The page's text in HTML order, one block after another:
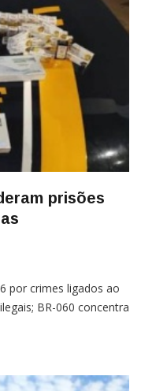
prisões
por crimes ligados ao
BR-060 concentra